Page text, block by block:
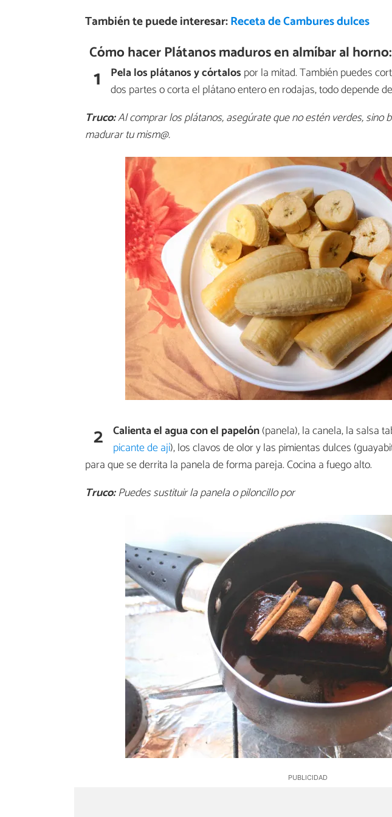
También te puede interesar:Receta de Cambures dulces
Cómo hacer Plátanos maduros en almíbar al horno:
1 Pela los plátanos y córtalos por la mitad. También puedes
dos partes o corta el plátano entero en rodajas, todo depende
Truco:Al comprar los plátanos, asegúrate que no estén verdes, sino
madurar tu mism@.
2 Calienta el agua con el papelón(panela), la canela, la salsa
picante de ají), los clavos de olor y las pimientas dulces
para que se derrita la panela de forma pareja. Cocina a fuego alto.
Truco:Puedes sustituir la panela o piloncillo por